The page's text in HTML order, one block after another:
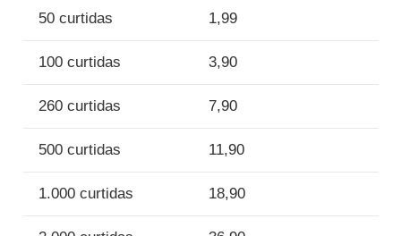
50 curtidas 1,99
100 curtidas 3,90
260 curtidas 7,90
500 curtidas 11,90
1.000 curtidas 18,90